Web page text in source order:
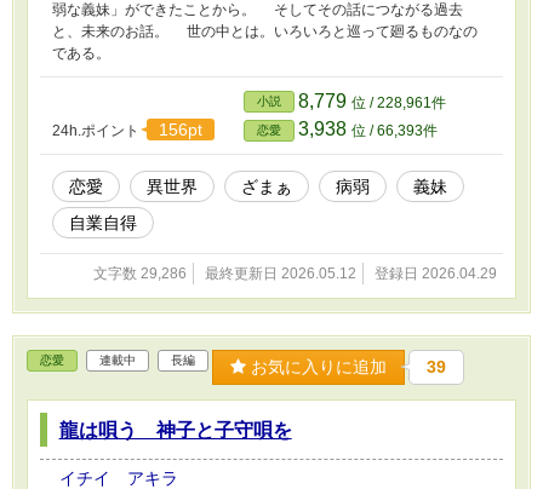
弱な義妹」ができたことから。 そしてその話につながる過去
と、未来のお話。 世の中とは。いろいろと巡って廻るものなの
である。
24h.ポイント 156pt
小説 8,779 位 / 228,961件
恋愛 3,938 位 / 66,393件
恋愛 異世界 ざまぁ 病弱
義妹
自業自得
文字数 29,286 最終更新日 2026.05.12 登録日 2026.04.29
恋愛 連載中 長編 お気に入りに追加 39
龍は唄う 神子と子守唄を
イチイ アキラ